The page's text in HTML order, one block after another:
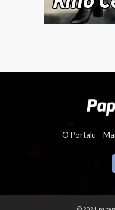
O Portalu